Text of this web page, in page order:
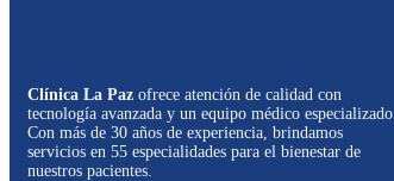
Clínica La Paz ofrece atención de calidad con
tecnología avanzada y un equipo médico especializado.
Con más de 30 años de experiencia, brindamos
servicios en 55 especialidades para el bienestar de
nuestros pacientes.